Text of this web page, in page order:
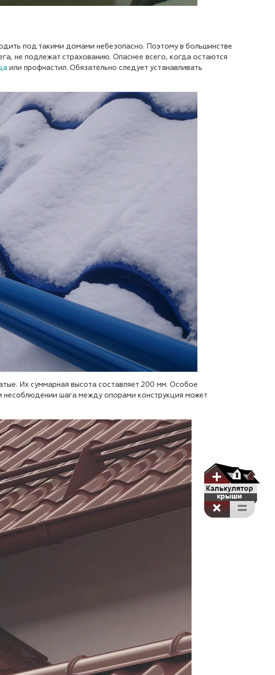
под такими домами небезопасно. Поэтому в большинстве
не подлежат страхованию. Опаснее всего, когда остаются
или профнастил. Обязательно следует устанавливать
Их суммарная высота составляет 200 мм. Особое
несоблюдении шага между опорами конструкция может